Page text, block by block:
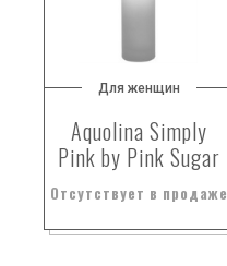
Для женщин
Aquolina Simply
Pink by Pink Sugar
Отсутствует в продаже